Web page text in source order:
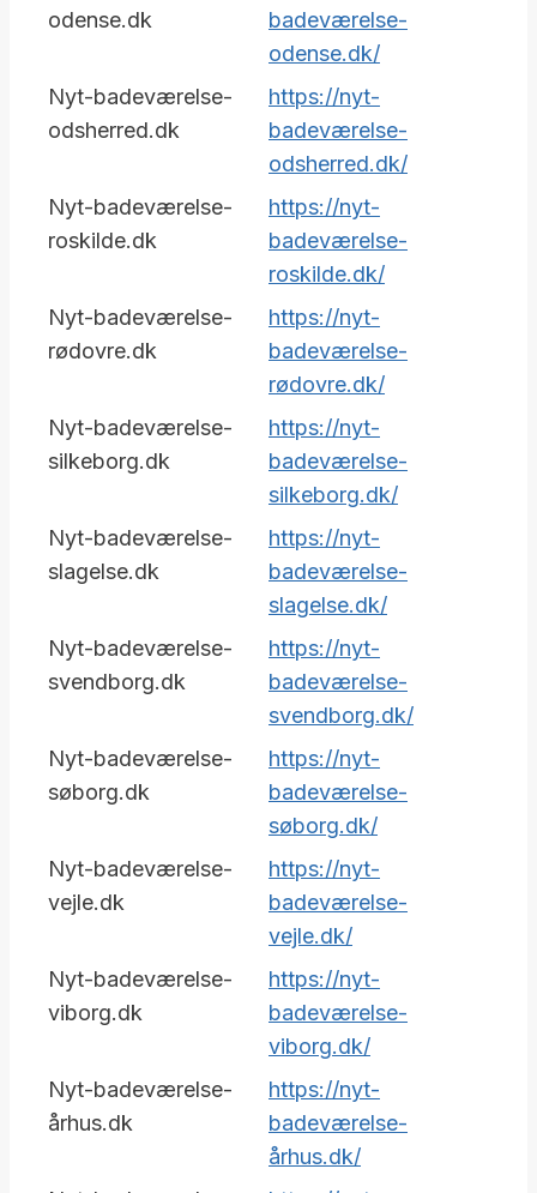
odense.dk
badeværelse-
odense.dk/
Nyt-badeværelse-
odsherred.dk
https://nyt-
badeværelse-
odsherred.dk/
Nyt-badeværelse-
roskilde.dk
https://nyt-
badeværelse-
roskilde.dk/
Nyt-badeværelse-
rødovre.dk
https://nyt-
badeværelse-
rødovre.dk/
Nyt-badeværelse-
silkeborg.dk
https://nyt-
badeværelse-
silkeborg.dk/
Nyt-badeværelse-
slagelse.dk
https://nyt-
badeværelse-
slagelse.dk/
Nyt-badeværelse-
svendborg.dk
https://nyt-
badeværelse-
svendborg.dk/
Nyt-badeværelse-
søborg.dk
https://nyt-
badeværelse-
søborg.dk/
Nyt-badeværelse-
vejle.dk
https://nyt-
badeværelse-
vejle.dk/
Nyt-badeværelse-
viborg.dk
https://nyt-
badeværelse-
viborg.dk/
Nyt-badeværelse-
århus.dk
https://nyt-
badeværelse-
århus.dk/